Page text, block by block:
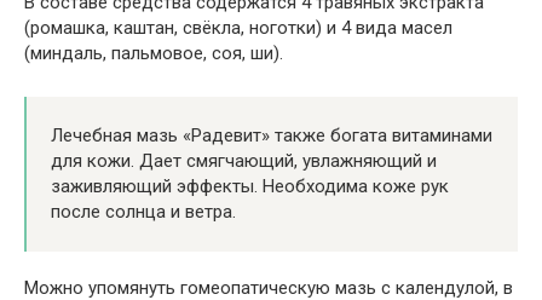
(ромашка, каштан, свёкла, ноготки) и 4 вида масел
(миндаль, пальмовое, соя, ши).
Лечебная мазь «Радевит» также богата витаминами
для кожи. Дает смягчающий, увлажняющий и
заживляющий эффекты. Необходима коже рук
после солнца и ветра.
Можно упомянуть гомеопатическую мазь с календулой, в